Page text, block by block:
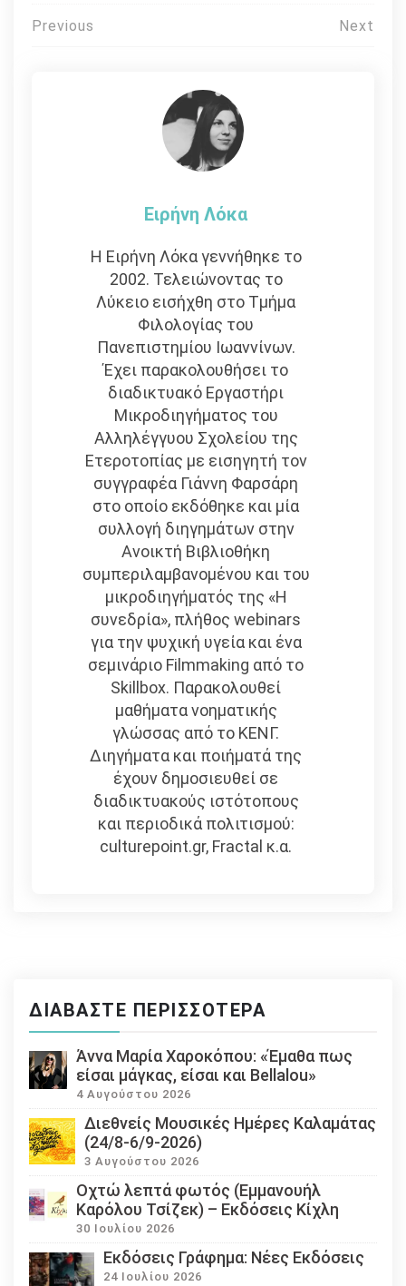
Πλοήγηση
Previous Next
Ειρήνη Λόκα
Η Ειρήνη Λόκα γεννήθηκε το
2002. Τελειώνοντας το
Λύκειο εισήχθη στο Τμήμα
Φιλολογίας του
Πανεπιστημίου Ιωαννίνων.
Έχει παρακολουθήσει το
διαδικτυακό Εργαστήρι
Μικροδιηγήματος του
Αλληλέγγυου Σχολείου της
Ετεροτοπίας με εισηγητή τον
συγγραφέα Γιάννη Φαρσάρη
στο οποίο εκδόθηκε και μία
συλλογή διηγημάτων στην
Ανοικτή Βιβλιοθήκη
συμπεριλαμβανομένου και του
μικροδιηγήματός της «Η
συνεδρία», πλήθος webinars
για την ψυχική υγεία και ένα
σεμινάριο Filmmaking από το
Skillbox. Παρακολουθεί
μαθήματα νοηματικής
γλώσσας από το ΚΕΝΓ.
Διηγήματα και ποιήματά της
έχουν δημοσιευθεί σε
διαδικτυακούς ιστότοπους
και περιοδικά πολιτισμού:
culturepoint.gr, Fractal κ.α.
ΔΙΑΒΆΣΤΕ ΠΕΡΙΣΣΌΤΕΡΑ
Άννα Μαρία Χαροκόπου: «Έμαθα πως
είσαι μάγκας, είσαι και Bellalou»
4 Αυγούστου 2026
Διεθνείς Μουσικές Ημέρες Καλαμάτας
(24/8-6/9-2026)
3 Αυγούστου 2026
Οχτώ λεπτά φωτός (Εμμανουήλ
Καρόλου Τσίζεκ) – Εκδόσεις Κίχλη
30 Ιουλίου 2026
Εκδόσεις Γράφημα: Νέες Εκδόσεις
24 Ιουλίου 2026